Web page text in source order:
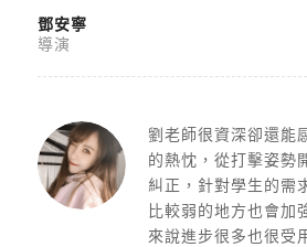
鄧安寧
導演
劉老師很資深卻還能
的熱忱，從打擊姿勢
糾正，針對學生的需
比較弱的地方也會加
來說進步很多也很受